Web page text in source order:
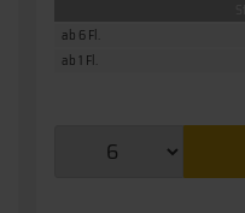
ab 1 Fl.
ab 6 Fl.